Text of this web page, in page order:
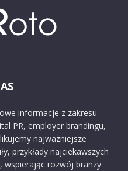
informacje z zakresu
PR, employer brandingu,
najważniejsze
przykłady najciekawszych
wspierając rozwój branży